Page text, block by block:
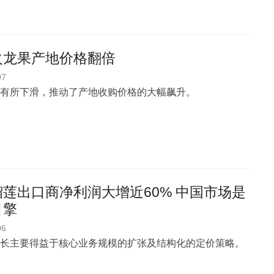
果产地价格翻倍
所下滑，推动了产地收购价格的大幅飙升。
出口商净利润大增近60% 中国市场是
主要得益于核心业务规模的扩张及结构化的定价策略。